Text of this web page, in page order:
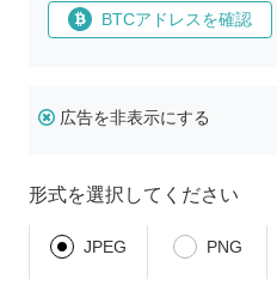
BTCアドレスを確認
広告を非表示にする
形式を選択してください
JPEG PNG